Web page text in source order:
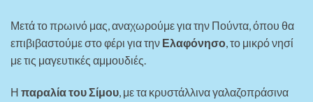
Μετά το πρωινό μας, αναχωρούμε για την Πούντα, όπου θα
επιβιβαστούμε στο φέρι για την Ελαφόνησο, το μικρό νησί
με τις μαγευτικές αμμουδιές.
Η παραλία του Σίμου, με τα κρυστάλλινα γαλαζοπράσινα